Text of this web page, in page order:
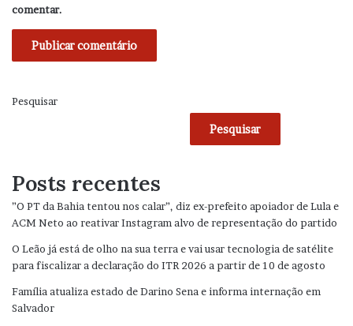
comentar.
Pesquisar
Pesquisar
Posts recentes
”O PT da Bahia tentou nos calar”, diz ex-prefeito apoiador de Lula e
ACM Neto ao reativar Instagram alvo de representação do partido
O Leão já está de olho na sua terra e vai usar tecnologia de satélite
para fiscalizar a declaração do ITR 2026 a partir de 10 de agosto
Família atualiza estado de Darino Sena e informa internação em
Salvador